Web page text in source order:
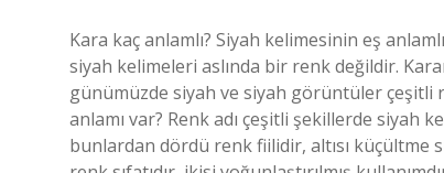
Kara kaç anlamlı? Siyah kelimesinin eş
siyah kelimeleri aslında bir renk değildir.
günümüzde siyah ve siyah görüntüler çeşitli
anlamı var? Renk adı çeşitli şekillerde
bunlardan dördü renk fiilidir, altısı küçültme